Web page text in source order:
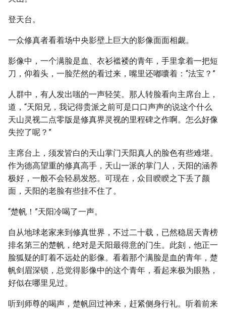
登天台。
一众修真者看着场中央影壁上巨大的影像面面相觑。
影像中，一个满脸是血、衣衫褴褛的青年，手里拿着一把短
刀，仰着头，一脸茫然的看过来，嘴里还嘟囔着：“法宝？”
人群中，有人发出嗤的一声轻笑。那人转脸看向主席台上，
道，“天阳兄，我记得贵派之前可是口口声声的说这个什么
天山灵视二点零版是修真界灵视的里程碑之作啊。怎么好像
失控了呢？”
主席台上，须发皆白的天山掌门天阳真人的脸色有些难堪。
作为德高望重的修真高手，天山一派的掌门人，天阳的涵养
极好，一般不会轻易发怒。可现在，众目睽睽之下丢了颜
面，天阳的老脸有些挂不住了。
“楚帆！”天阳冷喝了一声。
自从地球老家来到修真世界，不过二十载，已然稳居天青榜
排名第三的楚帆，绝对是天阳最得意的门生。此刻，他正一
脸狐疑的盯着不远处的影像。看着那个满脸是血的青年，楚
帆剑眉深锁，总觉得影像中的这个青年，看起来极为眼熟，
好似在哪里见过。
听到师尊的喝声，楚帆回过神来，赶紧侧身行礼。听着前来